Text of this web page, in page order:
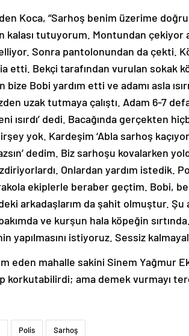
Koca, “Sarhoş benim üzerime
kalası tutuyorum. Montundan çekiyor
Sonra pantolonundan da çekti.
etti. Bekçi tarafından vurulan
Bobi yardım etti ve adamı asla
uzak tutmaya çalıştı. Adam 6-7
ısırdı’ dedi. Bacağında gerçekten
yok. Kardeşim ‘Abla sarhoş
dedim. Biz sarhoşu kovalarken
Onlardan yardım istedik.
ekiplerle beraber geçtim. Bobi,
arkadaşlarım da şahit olmuştur. Şu
ve kurşun hala köpeğin
yapılmasını istiyoruz. Sessiz
eden mahalle sakini Sinem Yağmur
korkutabilirdi; ama demek vurmayı
Polis Sarhoş